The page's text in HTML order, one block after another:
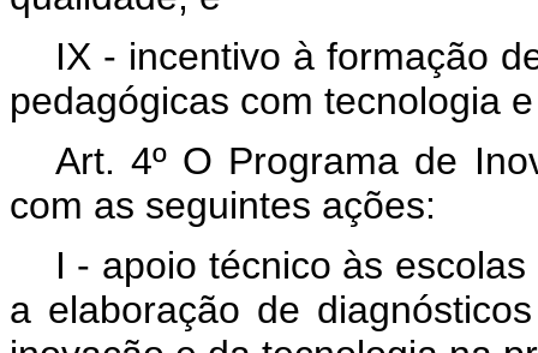
IX - incentivo à formação
pedagógicas com tecnologia
Art. 4º O Programa de
com as seguintes ações:
I - apoio técnico às
a elaboração de